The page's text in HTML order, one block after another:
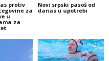
protiv
za
u
za
Novi srpski pasoš od
danas u upotrebi